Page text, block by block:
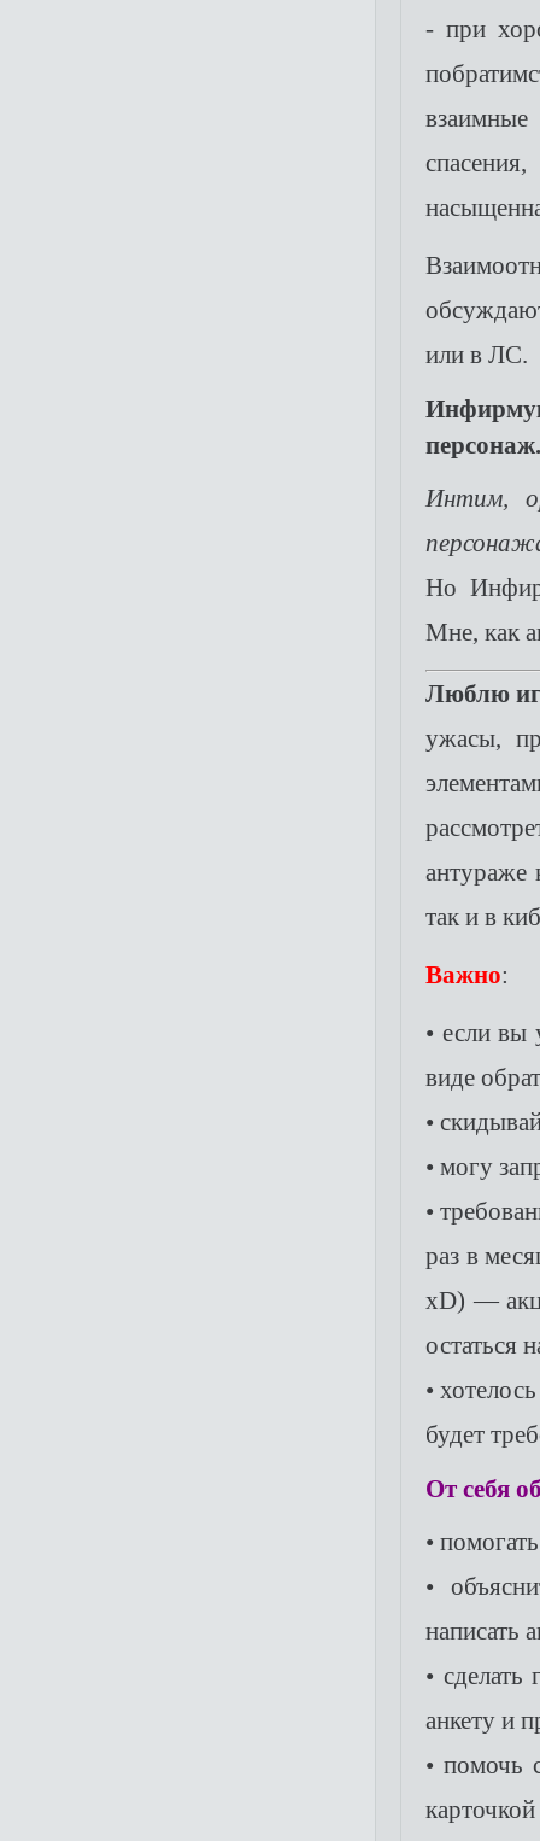
- при
или в ЛС.
персонаж.
Интим,
Но
Мне, как
Люблю
ужасы,
антураже
так и в
Важно:
• если вы
виде
•
• могу
•
раз в
xD) —
остаться
•
будет
От себя
•
•
написать
•
анкету и
• помочь